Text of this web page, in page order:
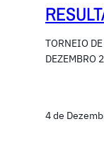
TORNEIO
DEZEMBRO
4 de